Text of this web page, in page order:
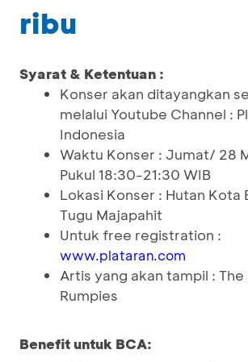
ribu
Syarat & Ketentuan :
Konser akan ditayangkan
melalui Youtube Channel :
Indonesia
Waktu Konser : Jumat/ 28
Pukul 18:30-21:30 WIB
Lokasi Konser : Hutan Kota
Tugu Majapahit
Untuk free registration :
www.plataran.com
Artis yang akan tampil :
Rumpies
Benefit untuk BCA: